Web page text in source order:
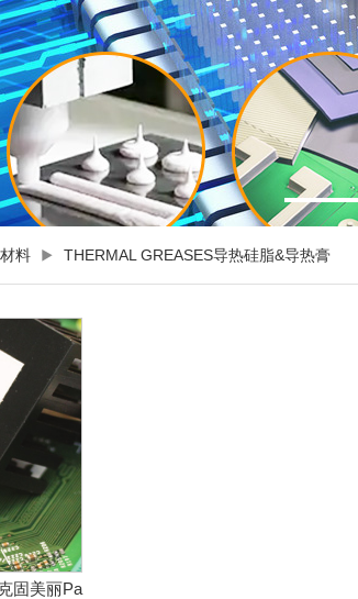
料 THERMAL GREASES导热硅脂&导热膏
固美丽Pa